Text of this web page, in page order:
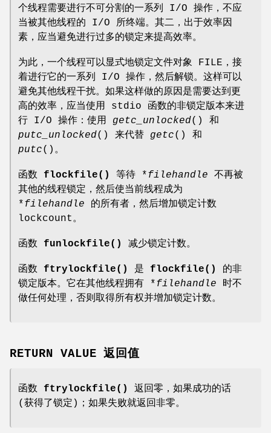
个线程需要进行不可分割的一系列 I/O 操作，不应
当被其他线程的 I/O 所终端。其二，出于效率因
素，应当避免进行过多的锁定来提高效率。
为此，一个线程可以显式地锁定文件对象 FILE，接
着进行它的一系列 I/O 操作，然后解锁。这样可以
避免其他线程干扰。如果这样做的原因是需要达到更
高的效率，应当使用 stdio 函数的非锁定版本来进
行 I/O 操作：使用 getc_unlocked() 和
putc_unlocked() 来代替 getc() 和
putc()。
函数 flockfile() 等待 *filehandle 不再被
其他的线程锁定，然后使当前线程成为
*filehandle 的所有者，然后增加锁定计数
lockcount。
函数 funlockfile() 减少锁定计数。
函数 ftrylockfile() 是 flockfile()
的非
锁定版本。它在其他线程拥有 *filehandle 时不
做任何处理，否则取得所有权并增加锁定计数。
RETURN VALUE 返回值
函数 ftrylockfile()
返回零，如果成功的话
(获得了锁定)；如果失败就返回非零。